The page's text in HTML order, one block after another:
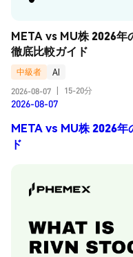
META vs MU株 2026年
徹底比較ガイド
中級者
AI
2026-08-07
15-20分
2026-08-07
META vs MU株 2026年
ド